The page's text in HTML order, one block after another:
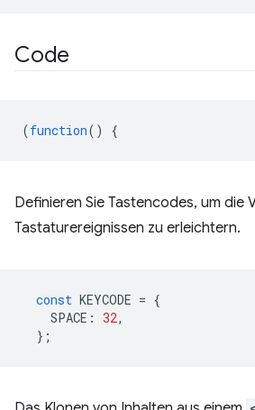
Code
(function() {
Definieren Sie Tastencodes, um die
Tastaturereignissen zu erleichtern.
const KEYCODE = {
SPACE : 32,
};